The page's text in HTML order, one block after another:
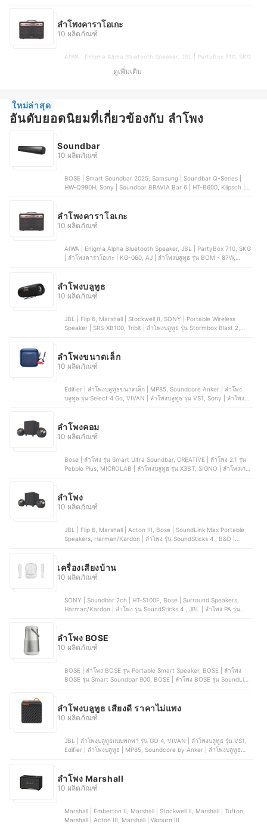
ลําโพงคาราโอเกะ
10 ผลิตภัณฑ์
AIWA | Enigma Alpha Bluetooth Speaker, JBL | PartyBox 710, SKG
Edifier | ลำโพงกลางแจ้งแบบพกพา | PP205
ดูเพิ่มเติม
ใหม่ล่าสุด
อันดับยอดนิยมที่เกี่ยวข้องกับ ลำโพง
Soundbar
10 ผลิตภัณฑ์
BOSE | Smart Soundbar 2025, Samsung | Soundbar Q-Series |
HW-Q990H, Sony | Soundbar BRAVIA Bar 6 | HT-B600, Klipsch |
ลําโพงคาราโอเกะ
10 ผลิตภัณฑ์
AIWA | Enigma Alpha Bluetooth Speaker, JBL | PartyBox 710, SKG
| ลำโพงคาราโอเกะ | KG-060, AJ | ลำโพงบลูทูธ รุ่น BOM - 87W,
ลำโพงบลูทูธ
10 ผลิตภัณฑ์
JBL | Flip 6, Marshall | Stockwell II, SONY | Portable Wireless
Speaker | SRS-XB100, Tribit | ลำโพงบลูทูธ รุ่น Stormbox Blast 2,
ลำโพงขนาดเล็ก
10 ผลิตภัณฑ์
Edifier | ลำโพงบลูทูธขนาดเล็ก | MP85, Soundcore Anker | ลําโพง
บลูทูธ รุ่น Select 4 Go, VIVAN | ลําโพงบลูทูธ รุ่น VS1, Sony | ลำโพงไร้
ลำโพงคอม
10 ผลิตภัณฑ์
Bose | ลำโพง รุ่น Smart Ultra Soundbar, CREATIVE | ลำโพง 2.1 รุ่น
Pebble Plus, MICROLAB | ลำโพงบลูทูธ รุ่น X3BT, SIGNO | ลำโพงเกม
ลำโพง
10 ผลิตภัณฑ์
JBL | Flip 6, Marshall | Acton III, Bose | SoundLink Max Portable
Speakers, Harman/Kardon | ลำโพง รุ่น SoundSticks 4 , B&O |
เครื่องเสียงบ้าน
10 ผลิตภัณฑ์
SONY | Soundbar 2ch | HT-S100F, Bose | Surround Speakers,
Harman/Kardon | ลำโพง รุ่น SoundSticks 4 , JBL | ลำโพง PA รุ่น
ลำโพง BOSE
10 ผลิตภัณฑ์
BOSE | ลำโพง BOSE รุ่น Portable Smart Speaker, BOSE | ลำโพง
BOSE รุ่น Smart Soundbar 900, BOSE | ลำโพง BOSE รุ่น SoundLink
ลำโพงบลูทูธ เสียงดี ราคาไม่แพง
10 ผลิตภัณฑ์
JBL | ลำโพงบลูทูธแบบพกพา รุ่น GO 4, VIVAN | ลําโพงบลูทูธ รุ่น VS1,
Edifier | ลำโพงบลูทูธ | MP85, Soundcore by Anker | ลำโพงบลูทูธ
ลำโพง Marshall
10 ผลิตภัณฑ์
Marshall | Emberton II, Marshall | Stockwell II, Marshall | Tufton,
Marshall | Acton III, Marshall | Woburn III